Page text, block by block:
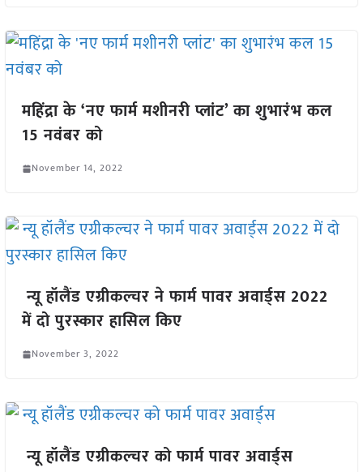
महिंद्रा के ‘नए फार्म मशीनरी प्लांट’ का शुभारंभ कल
15 नवंबर को
November 14, 2022
न्यू हॉलैंड एग्रीकल्चर ने फार्म पावर अवार्ड्स 2022
में दो पुरस्कार हासिल किए
November 3, 2022
न्यू हॉलैंड एग्रीकल्चर को फार्म पावर अवार्ड्स